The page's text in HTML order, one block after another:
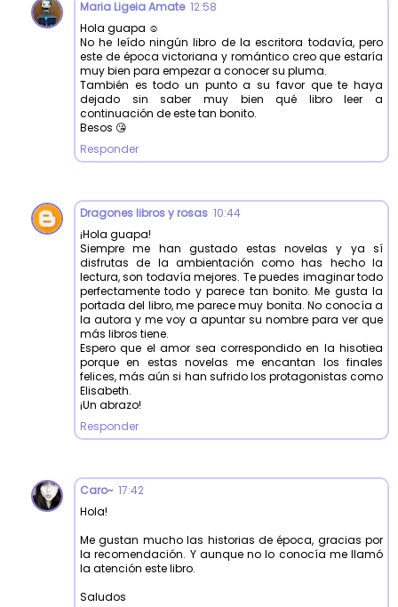
Maria Ligeia Amate 12:58
Hola guapa ☺️
No he leído ningún libro de la escritora todavía, pero
este de época victoriana y romántico creo que estaría
muy bien para empezar a conocer su pluma.
También es todo un punto a su favor que te haya
dejado sin saber muy bien qué libro leer a
continuación de este tan bonito.
Besos 😘
Responder
Dragones libros y rosas 10:44
¡Hola guapa!
Siempre me han gustado estas novelas y ya sí
disfrutas de la ambientación como has hecho la
lectura, son todavía mejores. Te puedes imaginar todo
perfectamente todo y parece tan bonito. Me gusta la
portada del libro, me parece muy bonita. No conocía a
la autora y me voy a apuntar su nombre para ver que
más libros tiene.
Espero que el amor sea correspondido en la hisotiea
porque en estas novelas me encantan los finales
felices, más aún si han sufrido los protagonistas como
Elisabeth.
¡Un abrazo!
Responder
Caro~ 17:42
Hola!
Me gustan mucho las historias de época, gracias por
la recomendación. Y aunque no lo conocía me llamó
la atención este libro.
Saludos